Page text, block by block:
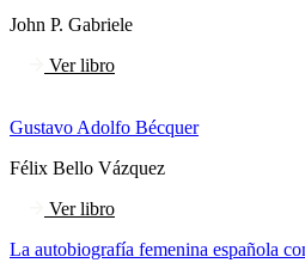
John P. Gabriele
Ver libro
Gustavo Adolfo Bécquer
Félix Bello Vázquez
Ver libro
La autobiografía femenina española